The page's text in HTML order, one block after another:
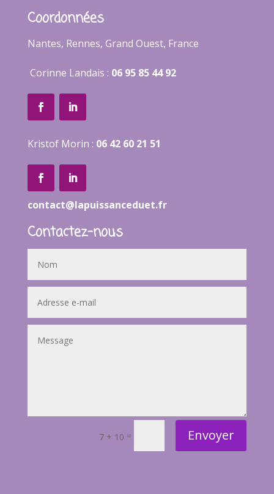
Coordonnées
Nantes, Rennes, Grand Ouest, France
Corinne Landais : 06 95 85 44 92
Kristof Morin : 06 42 60 21 51
contact@lapuissanceduet.fr
Contactez-nous
7 + 10 = Envoyer